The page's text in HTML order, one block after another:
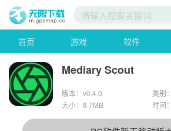
首页 游戏 软件
Mediary Scout
版本：v0.4.0
类别
大小：8.7MB
时间